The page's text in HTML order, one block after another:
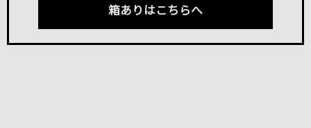
箱ありはこちらへ